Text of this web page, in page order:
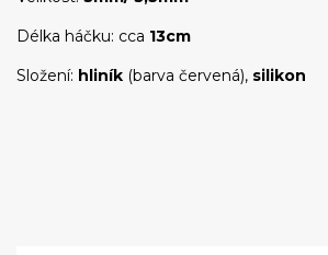
Délka háčku: cca 13cm
Složení: hliník (barva červená), silikon